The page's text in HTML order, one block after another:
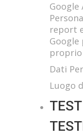
Google
report
Dati
Luogo